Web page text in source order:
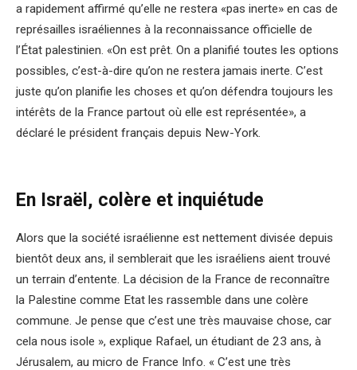
a rapidement affirmé qu’elle ne restera «pas inerte» en cas de
représailles israéliennes à la reconnaissance officielle de
l’État palestinien. «On est prêt. On a planifié toutes les options
possibles, c’est-à-dire qu’on ne restera jamais inerte. C’est
juste qu’on planifie les choses et qu’on défendra toujours les
intérêts de la France partout où elle est représentée», a
déclaré le président français depuis New-York.
En Israël, colère et inquiétude
Alors que la société israélienne est nettement divisée depuis
bientôt deux ans, il semblerait que les israéliens aient trouvé
un terrain d’entente. La décision de la France de reconnaître
la Palestine comme Etat les rassemble dans une colère
commune. Je pense que c’est une très mauvaise chose, car
cela nous isole », explique Rafael, un étudiant de 23 ans, à
Jérusalem, au micro de France Info. « C’est une très